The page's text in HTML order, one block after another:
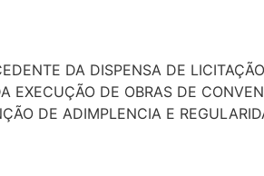
DA DISPENSA DE
DE OBRAS DE
DE ADIMPLENCIA E